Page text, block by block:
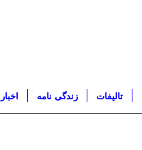
اخبار زندگی نامه تاليفات